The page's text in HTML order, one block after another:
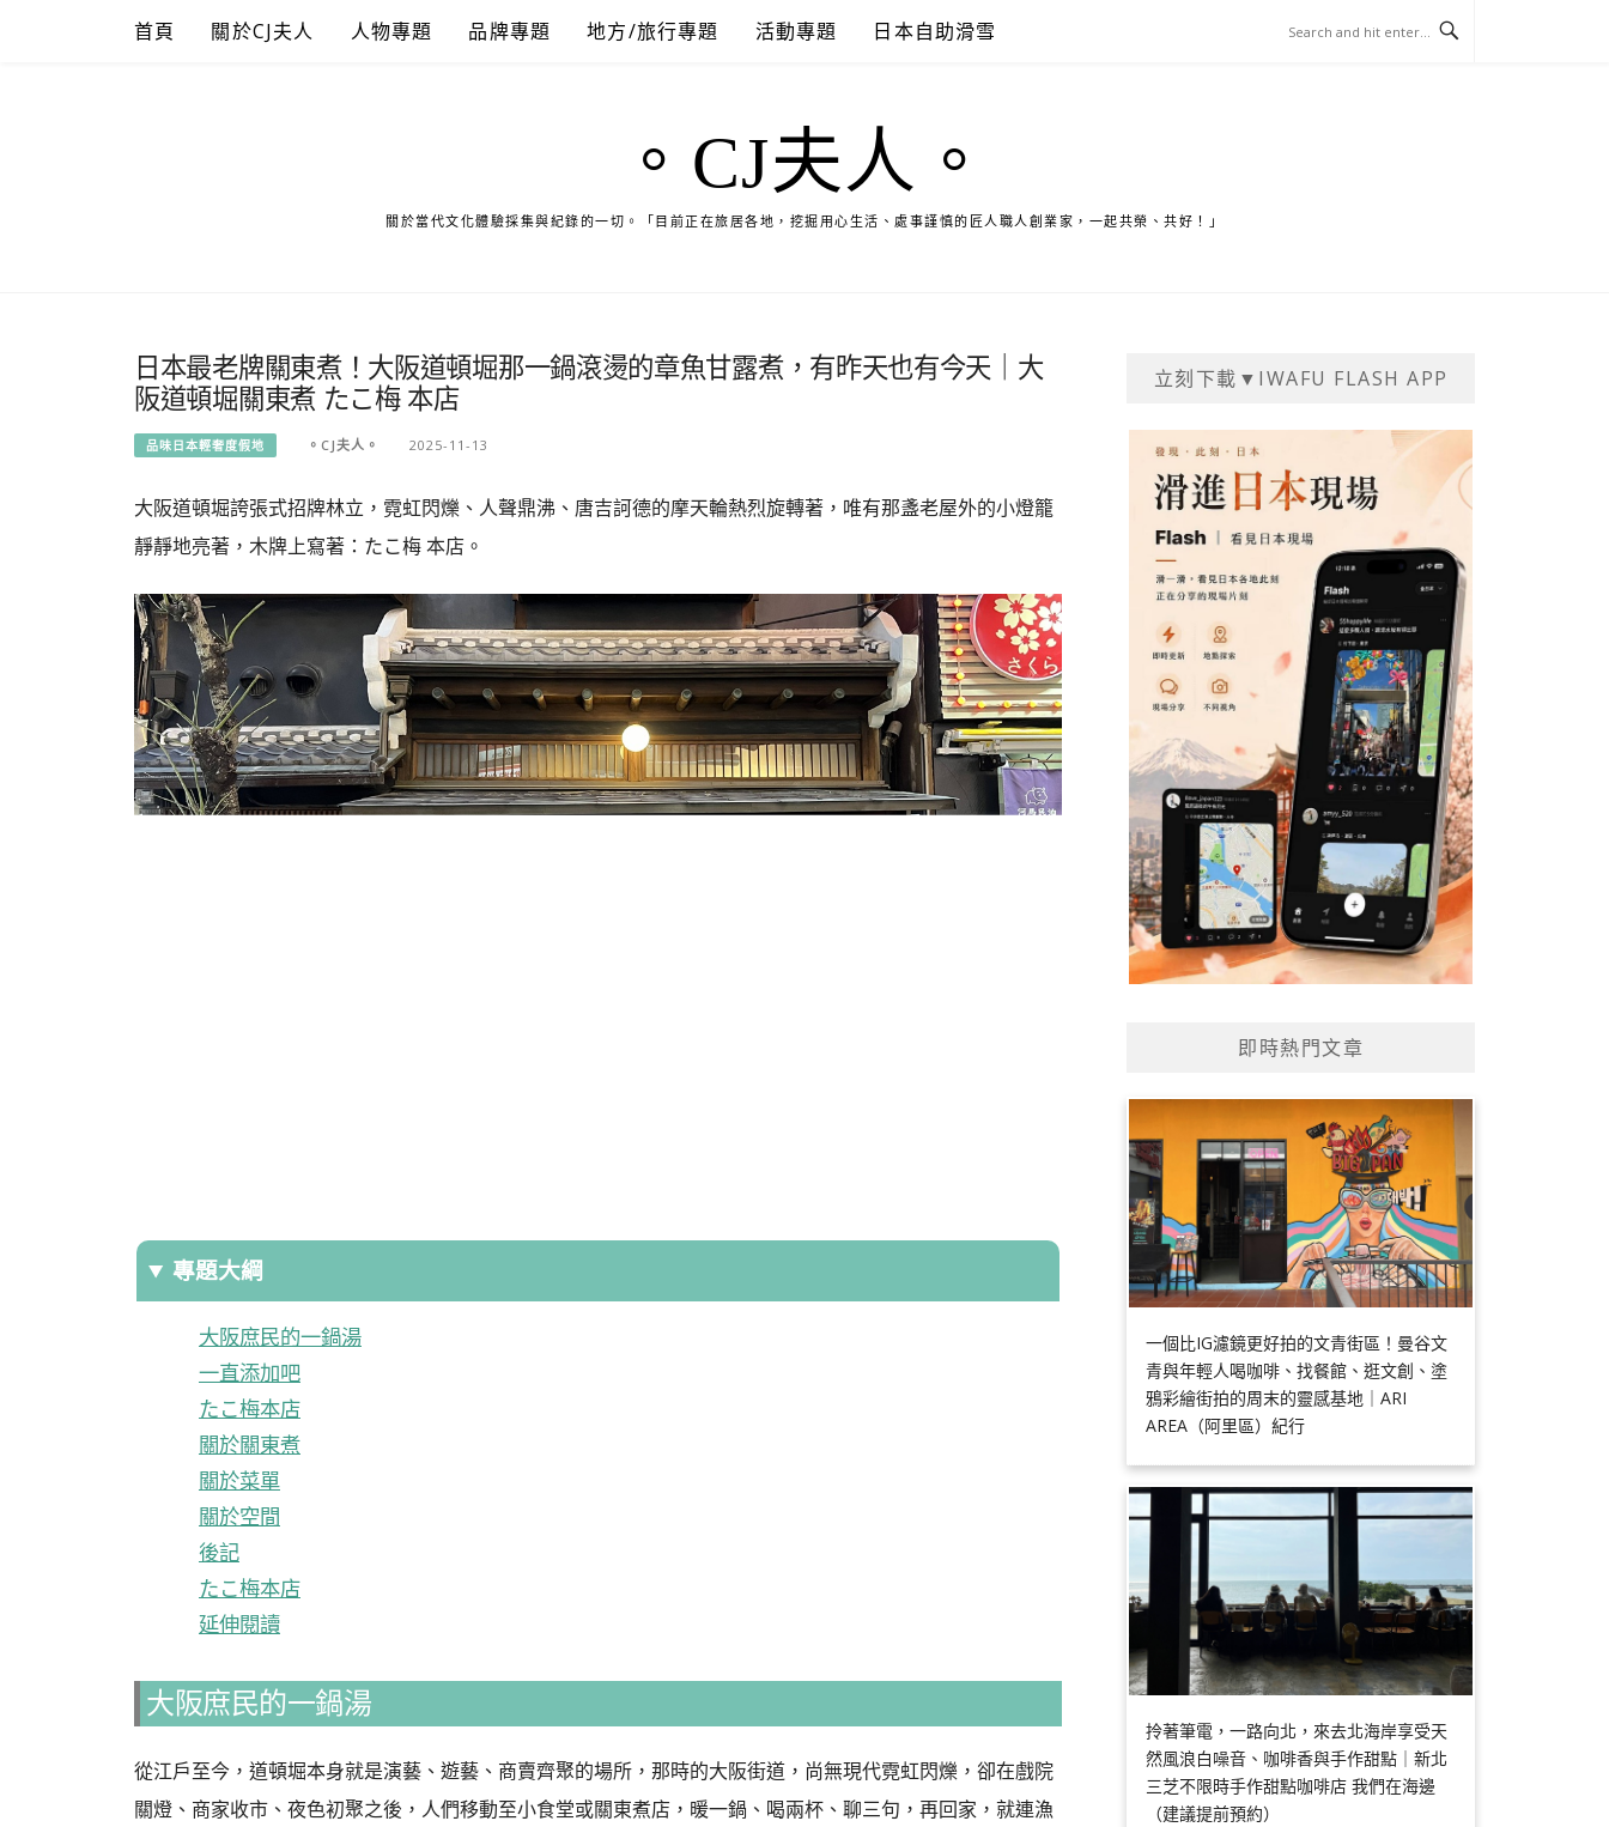
首頁 關於CJ夫人 人物專題 品牌專題 地方/旅行專題 活動專題 日本自助滑雪
。CJ夫人。
關於當代文化體驗採集與紀錄的一切。「目前正在旅居各地，挖掘用心生活、處事謹慎的匠人職人創業家，一起共榮、共好！」
日本最老牌關東煮！大阪道頓堀那一鍋滾燙的章魚甘露煮，有昨天也有今天｜大
阪道頓堀關東煮 たこ梅 本店
品味日本輕奢度假地 。CJ夫人。 2025-11-13
大阪道頓堀誇張式招牌林立，霓虹閃爍、人聲鼎沸、唐吉訶德的摩天輪熱烈旋轉著，唯有那盞老屋外的小燈籠
靜靜地亮著，木牌上寫著：たこ梅 本店。
專題大綱
大阪庶民的一鍋湯
一直添加吧
たこ梅本店
關於關東煮
關於菜單
關於空間
後記
たこ梅本店
延伸閱讀
大阪庶民的一鍋湯
從江戶至今，道頓堀本身就是演藝、遊藝、商賣齊聚的場所，那時的大阪街道，尚無現代霓虹閃爍，卻在戲院
關燈、商家收市、夜色初聚之後，人們移動至小食堂或關東煮店，暖一鍋、喝兩杯、聊三句，再回家，就連漁
立刻下載▼IWAFU FLASH APP
即時熱門文章
一個比IG濾鏡更好拍的文青街區！曼谷文
青與年輕人喝咖啡、找餐館、逛文創、塗
鴉彩繪街拍的周末的靈感基地｜ARI
AREA（阿里區）紀行
拎著筆電，一路向北，來去北海岸享受天
然風浪白噪音、咖啡香與手作甜點｜新北
三芝不限時手作甜點咖啡店 我們在海邊
（建議提前預約）